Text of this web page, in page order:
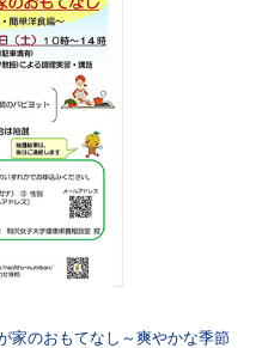
家のおもてなし～爽やかな季節